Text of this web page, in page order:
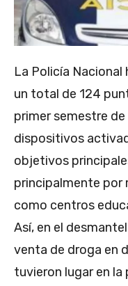
La Policía Nacional
un total de 124
primer semestre de
dispositivos
objetivos
principalmente por
como centros
Así, en el
venta de droga en
tuvieron lugar en la